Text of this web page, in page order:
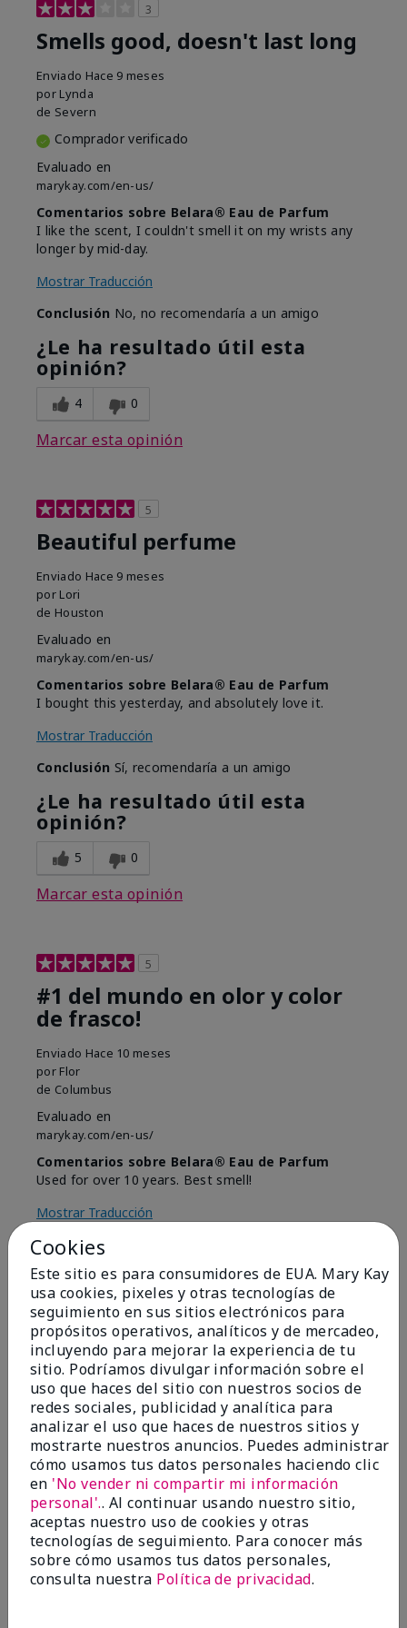
3
Smells good, doesn't last long
Enviado Hace 9 meses
por Lynda
de Severn
Comprador verificado
Evaluado en
marykay.com/en-us/
Comentarios sobre Belara® Eau de Parfum
I like the scent, I couldn't smell it on my wrists any
longer by mid-day.
Mostrar Traducción
Conclusión No, no recomendaría a un amigo
¿Le ha resultado útil esta
opinión?
4 0
Marcar esta opinión
5
Beautiful perfume
Enviado Hace 9 meses
por Lori
de Houston
Evaluado en
marykay.com/en-us/
Comentarios sobre Belara® Eau de Parfum
I bought this yesterday, and absolutely love it.
Mostrar Traducción
Conclusión Sí, recomendaría a un amigo
¿Le ha resultado útil esta
opinión?
5 0
Marcar esta opinión
5
#1 del mundo en olor y color
de frasco!
Enviado Hace 10 meses
por Flor
de Columbus
Evaluado en
marykay.com/en-us/
Comentarios sobre Belara® Eau de Parfum
Used for over 10 years. Best smell!
Mostrar Traducción
Conclusión
¿Le ha resultado útil esta
opinión?
4 0
Marcar esta opinión
5
Kristen
EnviadoHace 10 meses
por Jennifer
de MECHANCSBRG
Comprador verificado
Cookies
Este sitio es para consumidores de EUA. Mary Kay
usa cookies, pixeles y otras tecnologías de
seguimiento en sus sitios electrónicos para
propósitos operativos, analíticos y de mercadeo,
incluyendo para mejorar la experiencia de tu
sitio. Podríamos divulgar información sobre el
uso que haces del sitio con nuestros socios de
redes sociales, publicidad y analítica para
analizar el uso que haces de nuestros sitios y
mostrarte nuestros anuncios. Puedes administrar
cómo usamos tus datos personales haciendo clic
en 'No vender ni compartir mi información
personal'.. Al continuar usando nuestro sitio,
aceptas nuestro uso de cookies y otras
tecnologías de seguimiento. Para conocer más
sobre cómo usamos tus datos personales,
consulta nuestra Política de privacidad.